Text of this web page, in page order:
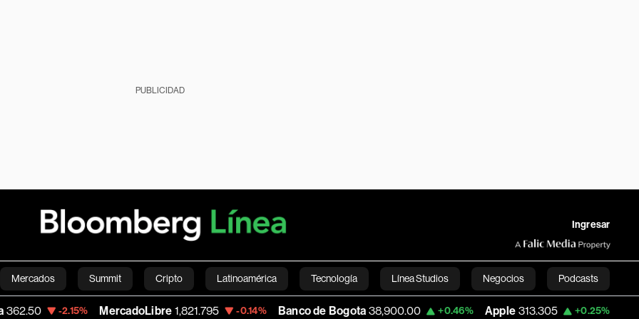
PUBLICIDAD
Ingresar
Mercados Summit Cripto Latinoamérica Tecnología Línea Studios Negocios Podcasts
Economía Estilo de vida Mundo Videos English
MercadoLibre 1,821.795 -0.14% Banco de Bogota 38,900.00 +0.46% Apple 313.305 +0.25% USD COP